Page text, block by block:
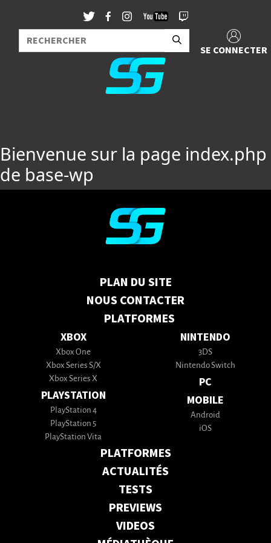
SE CONNECTER
Bienvenue sur la page index.php
de base-wp
PLAN DU SITE
NOUS CONTACTER
PLATFORMES
XBOX
Xbox One
Xbox Series S/X
Xbox Series X
PLAYSTATION
PlayStation 4
PlayStation 5
PlayStation Vita
NINTENDO
3DS
Nintendo Switch
PC
MOBILE
Android
iOS
PLATFORMES
ACTUALITÉS
TESTS
PREVIEWS
VIDEOS